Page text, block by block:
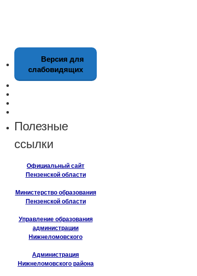
Версия для
слабовидящих
Полезные
ссылки
Официальный сайт
Пензенской области
Министерство образования
Пензенской области
Управление образования
администрации
Нижнеломовского
Администрация
Нижнеломовского района